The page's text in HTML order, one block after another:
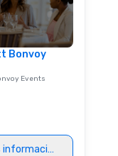
New Orleans, we
local expertise, and
ground support to
life.
Bonvoy
Events
información